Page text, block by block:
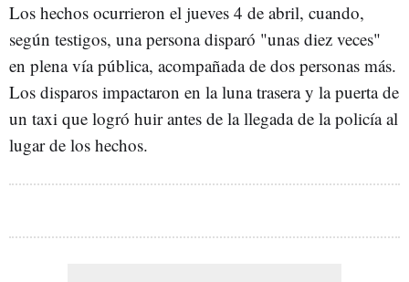
Los hechos ocurrieron el jueves 4 de abril, cuando,
según testigos, una persona disparó "unas diez veces"
en plena vía pública, acompañada de dos personas más.
Los disparos impactaron en la luna trasera y la puerta de
un taxi que logró huir antes de la llegada de la policía al
lugar de los hechos.